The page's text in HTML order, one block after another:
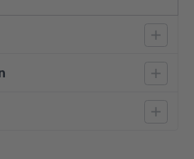
digitale
erzeugen lassen
mit dem PC, räumliches